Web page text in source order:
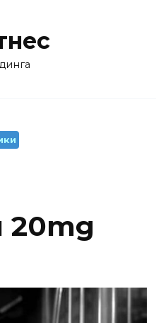
20mg